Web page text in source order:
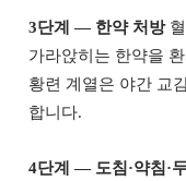
3단계 — 한약 처방혈
가라앉히는 한약을
황련 계열은 야간 교
합니다.
4단계 — 도침·약침·